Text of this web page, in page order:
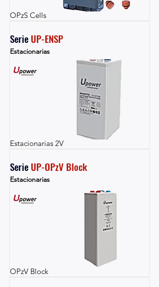
OPzS Cells
Serie UP-ENSP
Estacionarias
Estacionarias 2V
Serie UP-OPzV Block
Estacionarias
OPzV Block